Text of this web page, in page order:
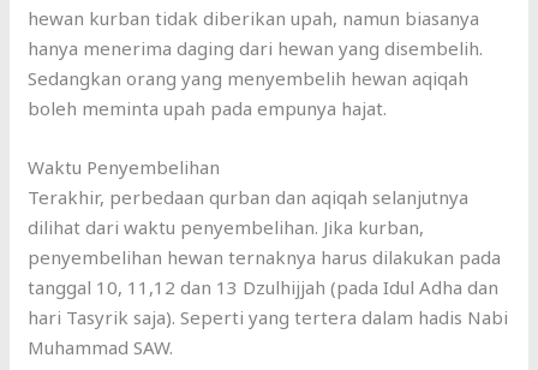
hewan kurban tidak diberikan upah, namun biasanya
hanya menerima daging dari hewan yang disembelih.
Sedangkan orang yang menyembelih hewan aqiqah
boleh meminta upah pada empunya hajat.
Waktu Penyembelihan
Terakhir, perbedaan qurban dan aqiqah selanjutnya
dilihat dari waktu penyembelihan. Jika kurban,
penyembelihan hewan ternaknya harus dilakukan pada
tanggal 10, 11,12 dan 13 Dzulhijjah (pada Idul Adha dan
hari Tasyrik saja). Seperti yang tertera dalam hadis Nabi
Muhammad SAW.